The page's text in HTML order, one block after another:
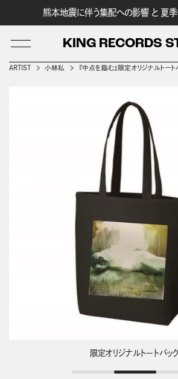
熊本地震に伴う集配への影響 と 夏
KING RECORDS
ARTIST 小林私 『中点を臨む』限定オリジナルトー
限定オリジナルトートバッ